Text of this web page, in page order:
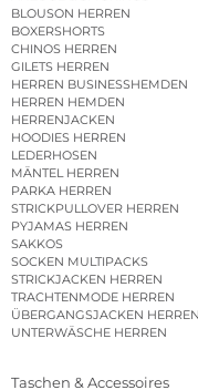
ANZÜGE & SMOKINGS
BLOUSON HERREN
BOXERSHORTS
CHINOS HERREN
GILETS HERREN
HERREN BUSINESSHEMDEN
HERREN HEMDEN
HERRENJACKEN
HOODIES HERREN
LEDERHOSEN
MÄNTEL HERREN
PARKA HERREN
STRICKPULLOVER HERREN
PYJAMAS HERREN
SAKKOS
SOCKEN MULTIPACKS
STRICKJACKEN HERREN
TRACHTENMODE HERREN
ÜBERGANGSJACKEN HERREN